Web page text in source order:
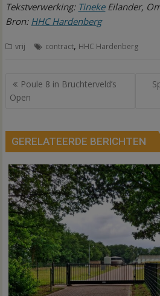
Tekstverwerking: TinekeEilander,
Bron: HHC Hardenberg
vrij contract, HHC Hardenberg
Bericht
navigatie
Poule 8 in Bruchterveld’s
Open
GERELATEERDE BERICHTEN